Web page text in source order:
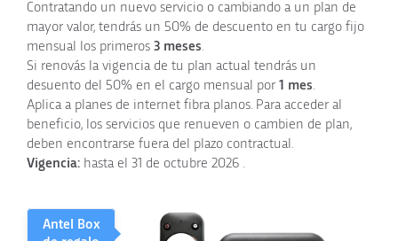
Contratando un nuevo servicio o cambiando a un plan de
mayor valor, tendrás un 50% de descuento en tu cargo fijo
mensual los primeros 3 meses.
Si renovás la vigencia de tu plan actual tendrás un
desuento del 50% en el cargo mensual por 1 mes.
Aplica a planes de internet fibra planos. Para acceder al
beneficio, los servicios que renueven o cambien de plan,
deben encontrarse fuera del plazo contractual.
Vigencia: hasta el 31 de octubre 2026 .
Antel Box